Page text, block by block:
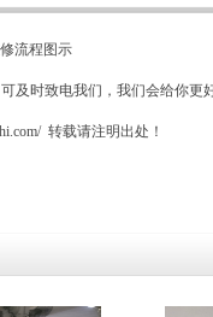
流程图示
及时致电我们，我们会给你更
转载请注明出处！